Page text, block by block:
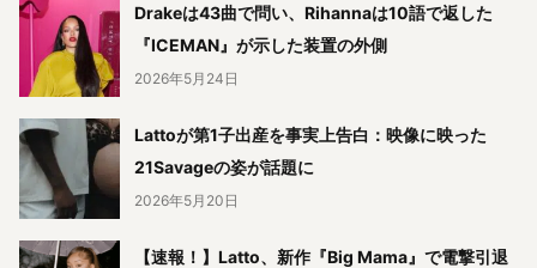
Drakeは43曲で問い、Rihannaは10語で返した
『ICEMAN』が示した装置の外側
2026年5月24日
Lattoが第1子出産を事実上告白：映像に映った
21Savageの姿が話題に
2026年5月20日
【速報！】Latto、新作『Big Mama』で電撃引退